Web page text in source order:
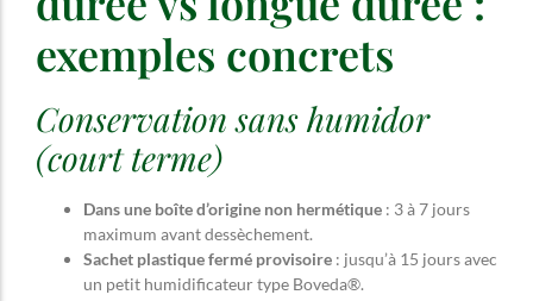
exemples concrets
Conservation sans humidor
(court terme)
Dans une boîte d’origine non hermétique : 3 à 7 jours
maximum avant dessèchement.
Sachet plastique fermé provisoire : jusqu’à 15 jours avec
un petit humidificateur type Boveda®.